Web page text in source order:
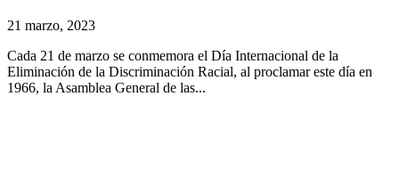
21 marzo, 2023
Cada 21 de marzo se conmemora el Día Internacional de la
Eliminación de la Discriminación Racial, al proclamar este día en
1966, la Asamblea General de las...